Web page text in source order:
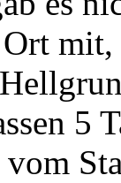
mit,
5